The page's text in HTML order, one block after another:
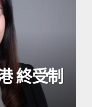
終受制